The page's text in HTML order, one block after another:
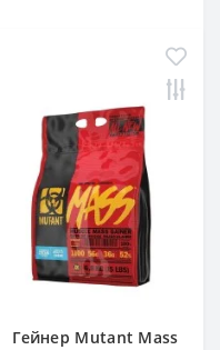
Гейнер Mutant Mass